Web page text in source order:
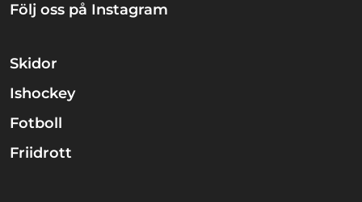
Följ oss på Instagram
Skidor
Ishockey
Fotboll
Friidrott